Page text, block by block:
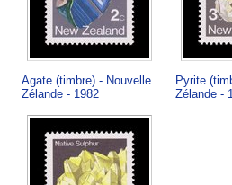
Agate (timbre) - Nouvelle
Zélande - 1982
Pyrite
Zélande -